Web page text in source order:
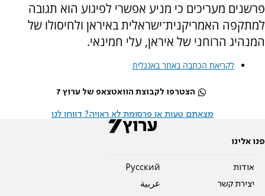
פרשנים מעריכים כי מניע אפשרי לפיגוע הוא תגובה
למתקפה האמריקנית־ישראלית באיראן ולחיסולו של
המנהיג הרוחני של איראן, עלי חמינאי.
לקריאת הכתבה באתר באנגלית
הצטרפו לקבוצת הוואטצאפ של ערוץ 7
מצאתם טעות או פרסומת לא ראויה? דווחו לנו
פנו אלינו
אודות
יצירת קשר
Pусский
عربية